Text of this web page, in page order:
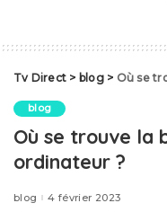
Tv Direct > blog> Où se
blog
Où se trouve la
ordinateur ?
blog 4 février 2023